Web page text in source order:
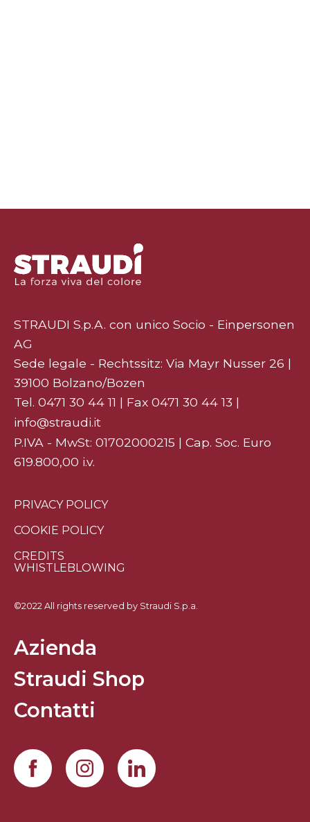
STRAUDI S.p.A. con unico Socio - Einpersonen
AG
Sede legale - Rechtssitz: Via Mayr Nusser 26 |
39100 Bolzano/Bozen
Tel. 0471 30 44 11 | Fax 0471 30 44 13 |
info@straudi.it
P.IVA - MwSt: 01702000215 | Cap. Soc. Euro
619.800,00 i.v.
PRIVACY POLICY
COOKIE POLICY
CREDITS
WHISTLEBLOWING
©2022 All rights reserved by Straudi S.p.a.
Azienda
Straudi Shop
Contatti